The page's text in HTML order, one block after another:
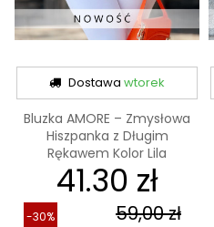
Dostawawtorek
Bluzka AMORE – Zmysłowa
Hiszpanka z Długim
Rękawem Kolor Lila
41.30 zł
59,00 zł
-30%